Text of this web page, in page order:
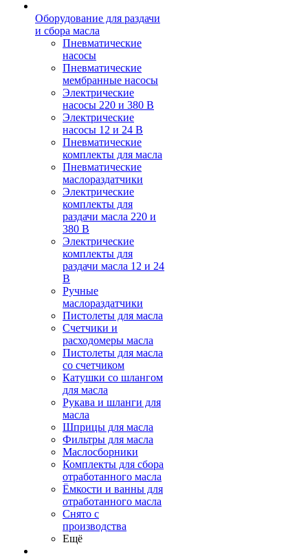
Оборудование для раздачи
и сбора масла
Пневматические
насосы
Пневматические
мембранные насосы
Электрические
насосы 220 и 380 В
Электрические
насосы 12 и 24 В
Пневматические
комплекты для масла
Пневматические
маслораздатчики
Электрические
комплекты для
раздачи масла 220 и
380 В
Электрические
комплекты для
раздачи масла 12 и 24
В
Ручные
маслораздатчики
Пистолеты для масла
Счетчики и
расходомеры масла
Пистолеты для масла
со счетчиком
Катушки со шлангом
для масла
Рукава и шланги для
масла
Шприцы для масла
Фильтры для масла
Маслосборники
Комплекты для сбора
отработанного масла
Ёмкости и ванны для
отработанного масла
Снято с
производства
Ещё